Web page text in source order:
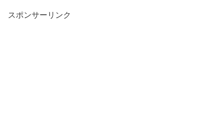
スポンサーリンク